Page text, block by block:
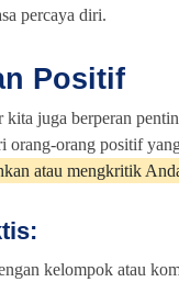
percaya diri.
Positif
juga berperan
orang-orang positif
atau mengkritik
kelompok atau